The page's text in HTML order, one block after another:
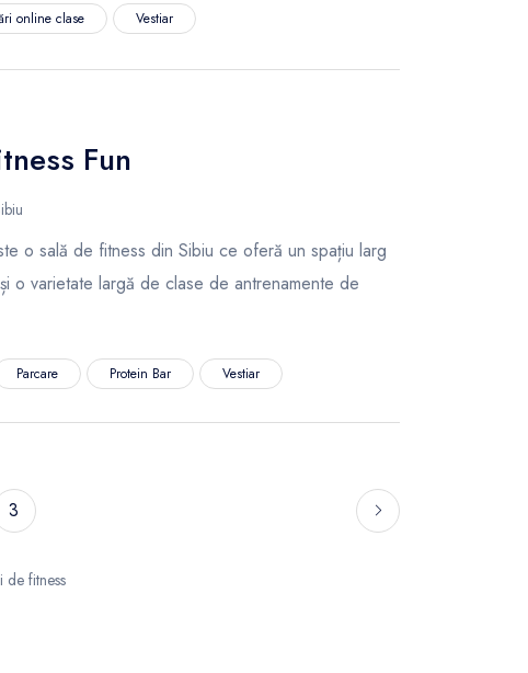
online clase Vestiar
Fun
o sală de fitness din Sibiu ce oferă un spațiu larg
o varietate largă de clase de antrenamente de
Parcare Protein Bar Vestiar
3
de fitness